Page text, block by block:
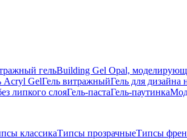
гельBuilding Gel Opal,
Acryl GelГель витражныйГель для дизайна
липкого слояГель-пастаГель-паутинка
классикаТипсы прозрачныеТипсы